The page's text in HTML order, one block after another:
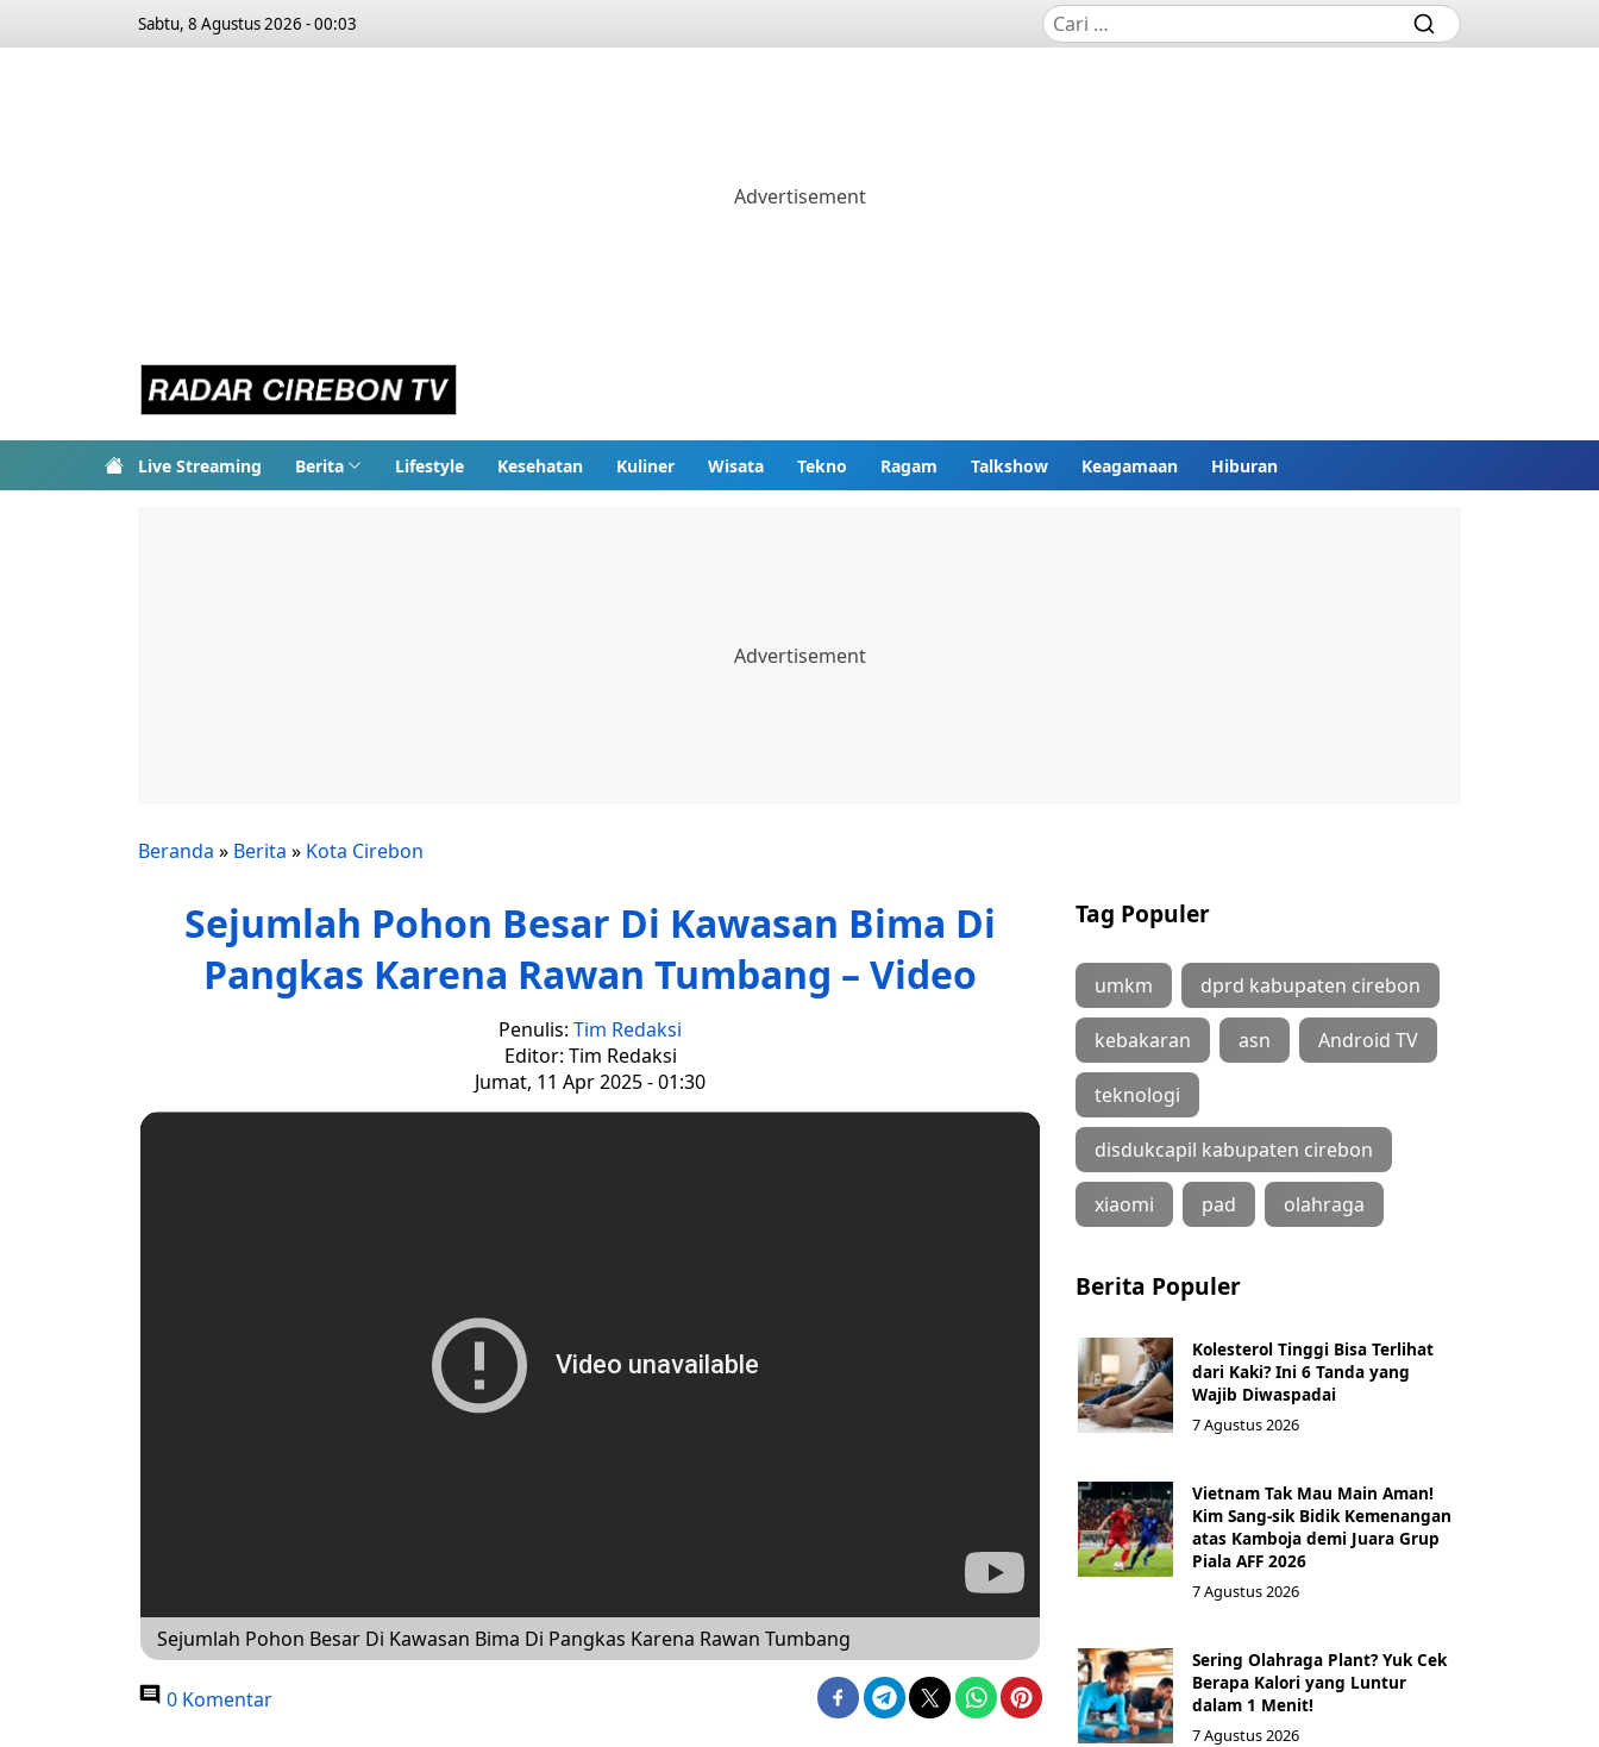
Sabtu, 8 Agustus 2026 - 00:03
Live Streaming Berita Lifestyle Kesehatan Kuliner Wisata Tekno Ragam Talkshow Keagamaan Hiburan
Beranda » Berita » Kota Cirebon
Sejumlah Pohon Besar Di Kawasan Bima Di
Pangkas Karena Rawan Tumbang – Video
Penulis: Tim Redaksi
Editor: Tim Redaksi
Jumat, 11 Apr 2025 - 01:30
Sejumlah Pohon Besar Di Kawasan Bima Di Pangkas Karena Rawan Tumbang
0 Komentar
Tag Populer
umkm dprd kabupaten cirebon
kebakaran asn Android TV
teknologi
disdukcapil kabupaten cirebon
xiaomi pad olahraga
Berita Populer
Kolesterol Tinggi Bisa Terlihat
dari Kaki? Ini 6 Tanda yang
Wajib Diwaspadai
7 Agustus 2026
Vietnam Tak Mau Main Aman!
Kim Sang-sik Bidik Kemenangan
atas Kamboja demi Juara Grup
Piala AFF 2026
7 Agustus 2026
Sering Olahraga Plant? Yuk Cek
Berapa Kalori yang Luntur
dalam 1 Menit!
7 Agustus 2026